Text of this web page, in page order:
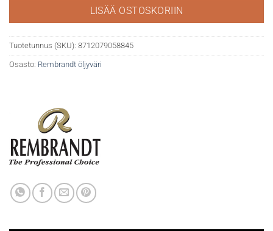
LISÄÄ OSTOSKORIIN
Tuotetunnus (SKU): 8712079058845
Osasto: Rembrandt öljyväri